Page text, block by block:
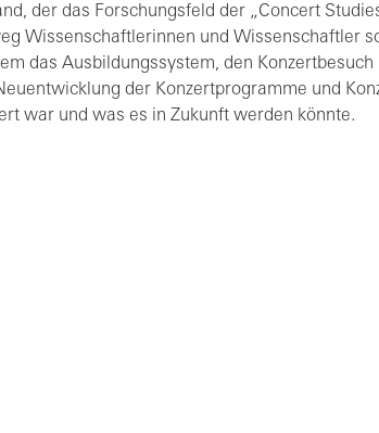
der das Forschungsfeld der „Concert
Wissenschaftlerinnen und Wissenschaftler
das Ausbildungssystem, den
der Konzertprogramme und
war und was es in Zukunft werden könnte.